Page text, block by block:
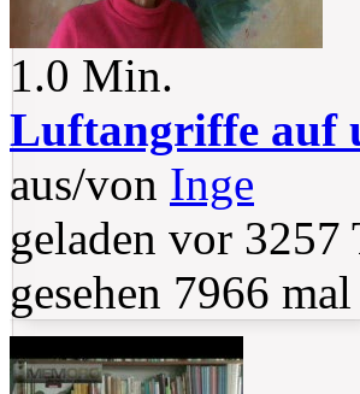
1.0 Min.
Luftangriffe auf
aus/von Inge
geladen vor 3257
gesehen 7966 mal